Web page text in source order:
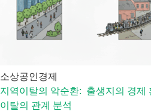
소상공인경제
지역이탈의 악순환: 출생지의 경제
이탈의 관계 분석